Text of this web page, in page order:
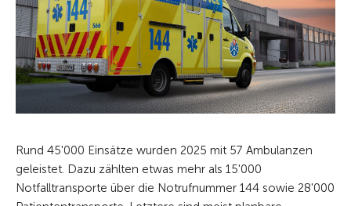
Rund 45'000 Einsätze wurden 2025 mit 57 Ambulanzen
geleistet. Dazu zählten etwas mehr als 15'000
Notfalltransporte über die Notrufnummer 144 sowie 28'000